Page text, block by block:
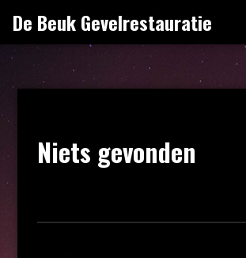
de
inhoud
De Beuk Gevelrestauratie
Niets gevonden